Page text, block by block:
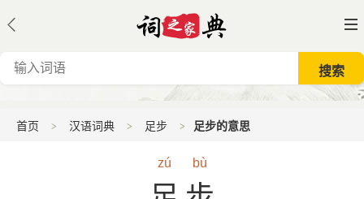
首页 汉语词典 足步 足步的意思
zú bù